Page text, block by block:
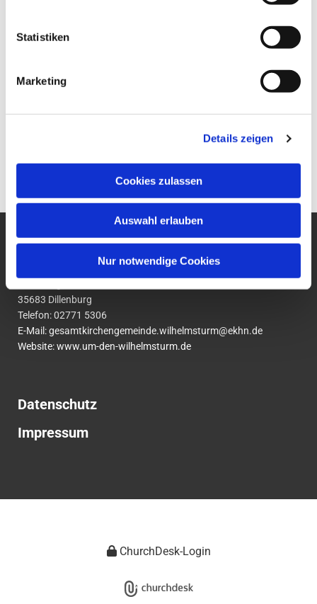
Statistiken
Marketing
Details zeigen
Cookies zulassen
Auswahl erlauben
Nur notwendige Cookies
um den Wilhelmsturm
35683 Dillenburg
Telefon:02771 5306
E-Mail:gesamtkirchengemeinde.wilhelmsturm@ekhn.de
Website: www.um-den-wilhelmsturm.de
Datenschutz
Impressum
ChurchDesk-Login